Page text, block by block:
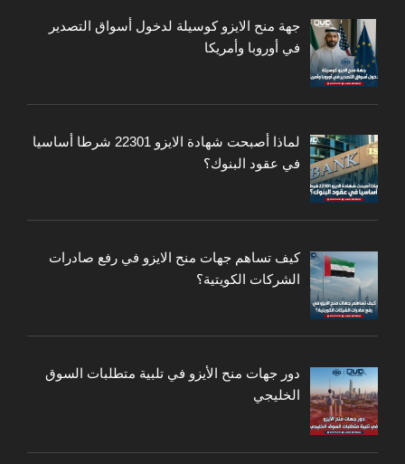
جهة منح الايزو كوسيلة لدخول أسواق التصدير
في أوروبا وأمريكا
لماذا أصبحت شهادة الايزو 22301 شرطا أساسيا
في عقود البنوك؟
كيف تساهم جهات منح الايزو في رفع صادرات
الشركات الكويتية؟
دور جهات منح الأيزو في تلبية متطلبات السوق
الخليجي